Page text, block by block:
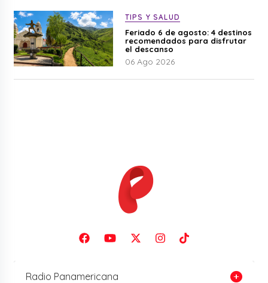
TIPS Y SALUD
Feriado 6 de agosto: 4 destinos
recomendados para disfrutar
el descanso
06 Ago 2026
Radio Panamericana